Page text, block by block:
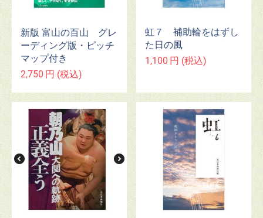
新版 富山の百山 グレ
ーディング版・ピッチ
マップ付き
2,750 円 (税込)
虹７ 補助輪をはずし
た日の風
1,100 円 (税込)